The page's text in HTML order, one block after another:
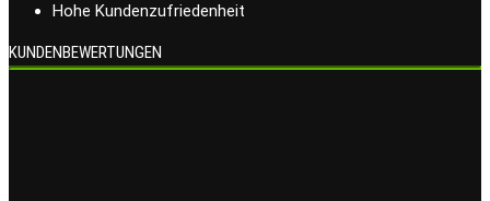
Hohe Kundenzufriedenheit
KUNDENBEWERTUNGEN